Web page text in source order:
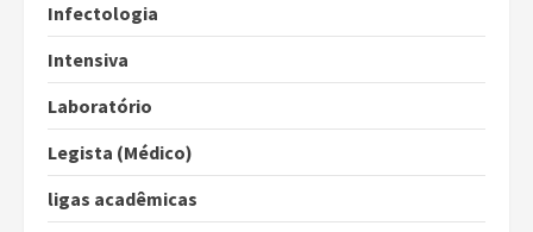
Infectologia
Intensiva
Laboratório
Legista (Médico)
ligas acadêmicas